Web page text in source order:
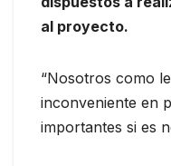
al proyecto.
“Nosotros como
inconveniente en
importantes si es